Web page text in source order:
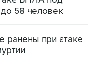
58 человек
ранены при атаке